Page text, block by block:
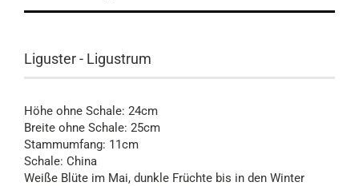
Liguster - Ligustrum
Höhe ohne Schale: 24cm
Breite ohne Schale: 25cm
Stammumfang: 11cm
Schale: China
Weiße Blüte im Mai, dunkle Früchte bis in den Winter